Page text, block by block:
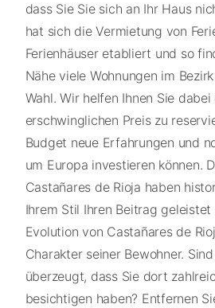
dass Sie Sie sich an Ihr Haus
hat sich die Vermietung von
Ferienhäuser etabliert und so
Nähe viele Wohnungen im
Wahl. Wir helfen Ihnen Sie dabei
erschwinglichen Preis zu
Budget neue Erfahrungen und
um Europa investieren können.
Castañares de Rioja haben
Ihrem Stil Ihren Beitrag
Evolution von Castañares de
Charakter seiner Bewohner.
überzeugt, dass Sie dort
besichtigen haben? Entfernen